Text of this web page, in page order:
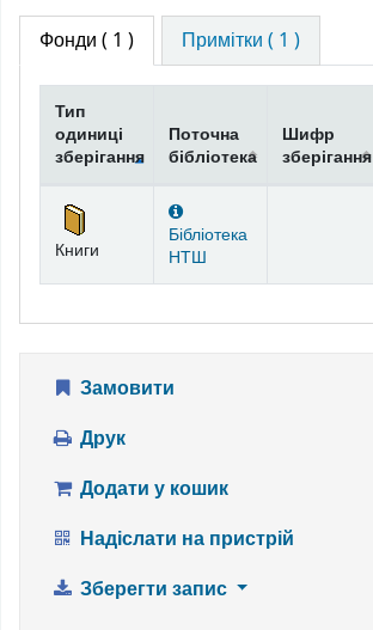
Фонди ( 1 ) Примітки ( 1 )
Фонди
Тип
одиниці
зберігання
Поточна
бібліотека
Шифр
зберігання
Книги
Бібліотека
НТШ
Замовити
Друк
Додати у кошик
Надіслати на пристрій
Зберегти запис